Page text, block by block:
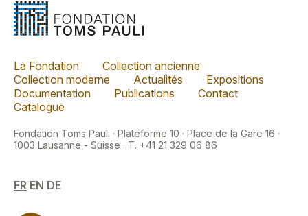
La Fondation
Collection ancienne
Collection moderne
Actualités
Expositions
Documentation
Publications
Contact
Catalogue
Fondation Toms Pauli · Plateforme 10 · Place de la Gare 16 ·
1003 Lausanne - Suisse · T. +41 21 329 06 86
FR EN DE